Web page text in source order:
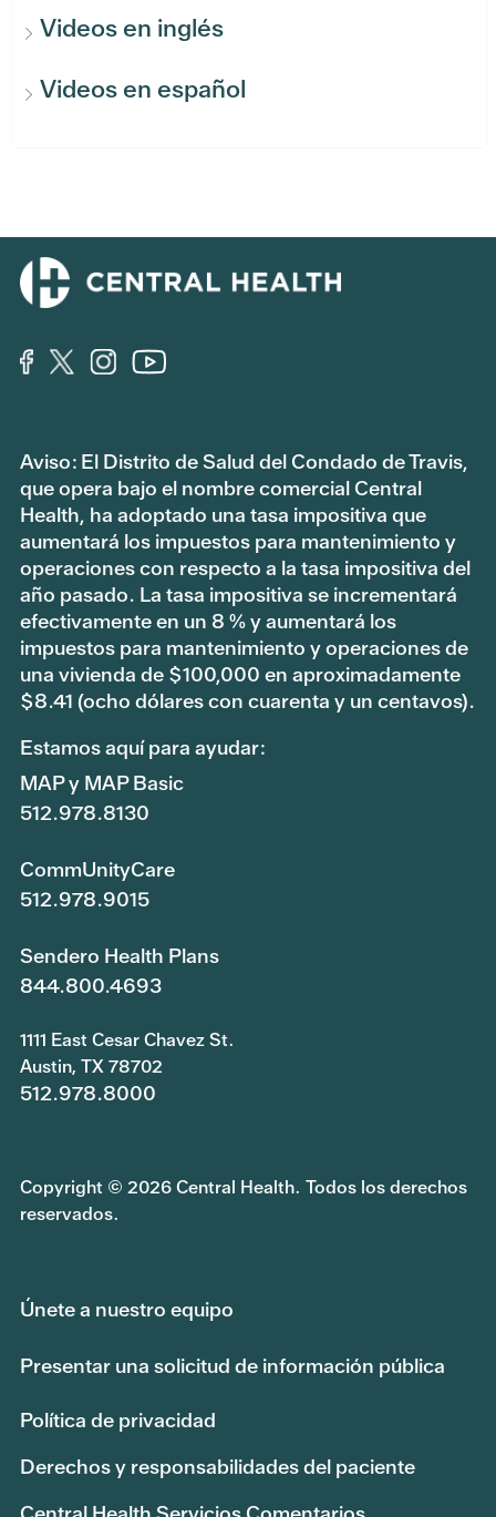
Videos en inglés
Videos en español
Aviso: El Distrito de Salud del Condado de Travis,
que opera bajo el nombre comercial Central
Health, ha adoptado una tasa impositiva que
aumentará los impuestos para mantenimiento y
operaciones con respecto a la tasa impositiva del
año pasado. La tasa impositiva se incrementará
efectivamente en un 8 % y aumentará los
impuestos para mantenimiento y operaciones de
una vivienda de $100,000 en aproximadamente
$8.41 (ocho dólares con cuarenta y un centavos).
Estamos aquí para ayudar:
MAP y MAP Basic
512.978.8130
CommUnityCare
512.978.9015
Sendero Health Plans
844.800.4693
1111 East Cesar Chavez St.
Austin, TX 78702
512.978.8000
Copyright © 2026 Central Health. Todos los derechos
reservados.
Únete a nuestro equipo
Presentar una solicitud de información pública
Política de privacidad
Derechos y responsabilidades del paciente